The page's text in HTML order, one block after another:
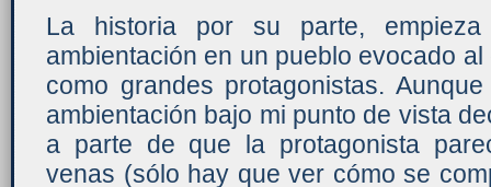
La historia por su parte,
ambientación en un pueblo evocado
como grandes protagonistas.
ambientación bajo mi punto de vista
a parte de que la protagonista
venas (sólo hay que ver cómo se